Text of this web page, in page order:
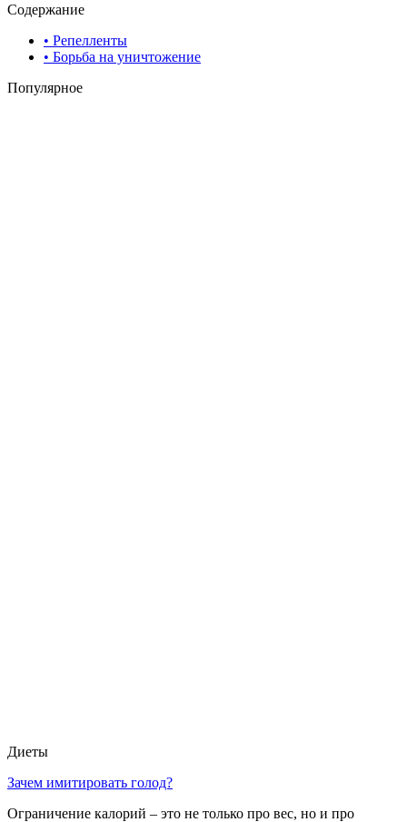
Содержание
• Репелленты
• Борьба на уничтожение
Популярное
Диеты
Зачем имитировать голод?
Ограничение калорий – это не только про вес, но и про